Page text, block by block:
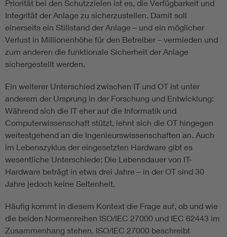
Priorität bei den Schutzzielen ist es, die Verfügbarkeit und
Integrität der Anlage zu sicherzustellen. Damit soll
einerseits ein Stillstand der Anlage – und ein möglicher
Verlust in Millionenhöhe für den Betreiber – vermieden und
zum anderen die funktionale Sicherheit der Anlage
sichergestellt werden.
Ein weiterer Unterschied zwischen IT und OT ist unter
anderem der Ursprung in der Forschung und Entwicklung:
Während sich die IT eher auf die Informatik und
Computerwissenschaft stützt, lehnt sich die OT hingegen
weitestgehend an die Ingenieurswissenschaften an. Auch
im Lebenszyklus der eingesetzten Hardware gibt es
wesentliche Unterschiede: Die Lebensdauer von IT-
Hardware beträgt in etwa drei Jahre – in der OT sind 30
Jahre jedoch keine Seltenheit.
Häufig kommt in diesem Kontext die Frage auf, ob und wie
die beiden Normenreihen ISO/IEC 27000 und IEC 62443 im
Zusammenhang stehen. ISO/IEC 27000 beschreibt